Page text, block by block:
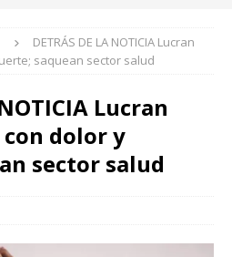
DETRÁS DE LA NOTICIA Lucran
saquean sector salud
Lucran
dolor y
sector salud